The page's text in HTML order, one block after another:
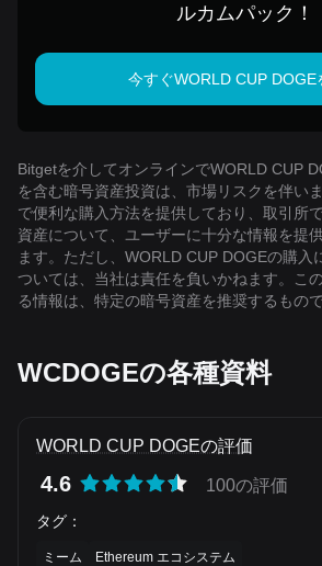
ルカムパック！
今すぐWORLD CUP DOGE
Bitgetを介してオンラインでWORLD CUP
を含む暗号資産投資は、市場リスクを伴い
で便利な購入方法を提供しており、取引所
資産について、ユーザーに十分な情報を提
ます。ただし、WORLD CUP DOGEの購入
ついては、当社は責任を負いかねます。こ
る情報は、特定の暗号資産を推奨するもの
WCDOGEの各種資料
WORLD CUP DOGEの評価
4.6 100の評価
タグ ：
ミーム Ethereum エコシステム